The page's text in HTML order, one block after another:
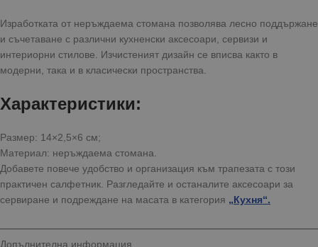
Изработката от неръждаема стомана позволява лесно поддържане
и съчетаване с различни кухненски аксесоари, сервизи и
интериорни стилове. Изчистеният дизайн се вписва както в
модерни, така и в класически пространства.
Характеристики:
Размер: 14×2,5×6 см;
Материал: неръждаема стомана.
Добавете повече удобство и организация към трапезата с този
практичен салфетник. Разгледайте и останалите аксесоари за
сервиране и подреждане на масата в категория „Кухня“.
Допълнителна информация